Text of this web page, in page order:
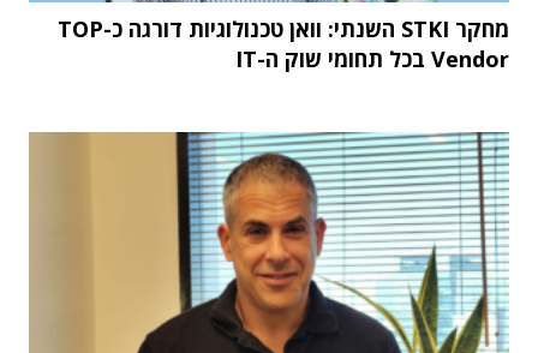
מחקר STKI השנתי: וואן טכנולוגיות דורגה כ-TOP
Vendor בכל תחומי שוק ה-IT